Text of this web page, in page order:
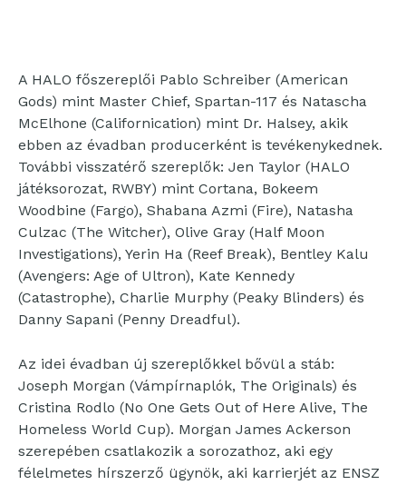
A HALO főszereplői Pablo Schreiber (American
Gods) mint Master Chief, Spartan-117 és Natascha
McElhone (Californication) mint Dr. Halsey, akik
ebben az évadban producerként is tevékenykednek.
További visszatérő szereplők: Jen Taylor (HALO
játéksorozat, RWBY) mint Cortana, Bokeem
Woodbine (Fargo), Shabana Azmi (Fire), Natasha
Culzac (The Witcher), Olive Gray (Half Moon
Investigations), Yerin Ha (Reef Break), Bentley Kalu
(Avengers: Age of Ultron), Kate Kennedy
(Catastrophe), Charlie Murphy (Peaky Blinders) és
Danny Sapani (Penny Dreadful).
Az idei évadban új szereplőkkel bővül a stáb:
Joseph Morgan (Vámpírnaplók, The Originals) és
Cristina Rodlo (No One Gets Out of Here Alive, The
Homeless World Cup). Morgan James Ackerson
szerepében csatlakozik a sorozathoz, aki egy
félelmetes hírszerző ügynök, aki karrierjét az ENSZ